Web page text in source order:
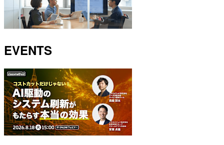
EVENTS